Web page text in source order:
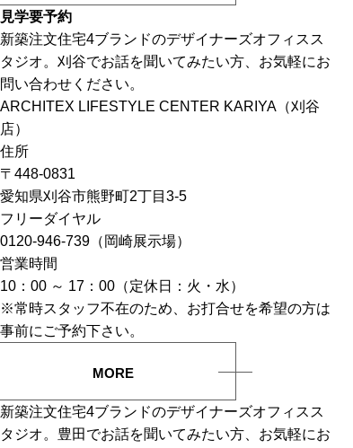
見学要予約
新築注文住宅4ブランドのデザイナーズオフィスス
タジオ。刈谷でお話を聞いてみたい方、お気軽にお
問い合わせください。
ARCHITEX LIFESTYLE CENTER KARIYA（刈谷
店）
住所
〒448-0831
愛知県刈谷市熊野町2丁目3-5
フリーダイヤル
0120-946-739（岡崎展示場）
営業時間
10：00 ～ 17：00（定休日：火・水）
※常時スタッフ不在のため、お打合せを希望の方は
事前にご予約下さい。
MORE
新築注文住宅4ブランドのデザイナーズオフィスス
タジオ。豊田でお話を聞いてみたい方、お気軽にお